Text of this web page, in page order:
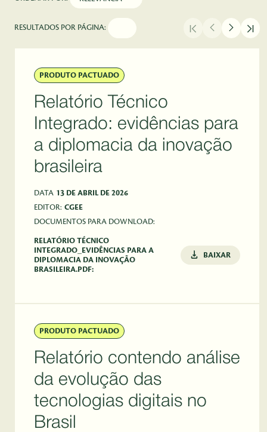
RESULTADOS POR PÁGINA:
PRODUTO PACTUADO
Relatório Técnico
Integrado: evidências para
a diplomacia da inovação
brasileira
DATA 13 DE ABRIL DE 2026
EDITOR: CGEE
DOCUMENTOS PARA DOWNLOAD:
RELATÓRIO TÉCNICO
INTEGRADO_EVIDÊNCIAS PARA A
DIPLOMACIA DA INOVAÇÃO
BRASILEIRA.PDF:
BAIXAR
PRODUTO PACTUADO
Relatório contendo análise
da evolução das
tecnologias digitais no
Brasil